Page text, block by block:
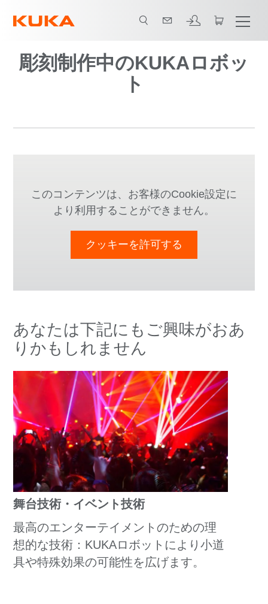
彫刻制作中のKUKAロボッ
ト
このコンテンツは、お客様のCookie設定に
より利用することができません。
クッキーを許可する
あなたは下記にもご興味がおあ
りかもしれません
舞台技術・イベント技術
最高のエンターテイメントのための理
想的な技術：KUKAロボットにより小道
具や特殊効果の可能性を広げます。